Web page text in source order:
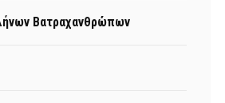
Βατραχανθρώπων